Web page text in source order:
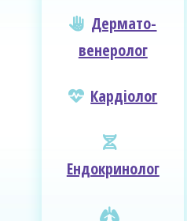
Дермато­
венеролог
Кардіолог
Ендокринолог